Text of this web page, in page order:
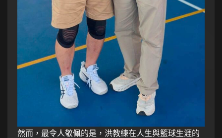
然而，最令人敬佩的是，洪教練在人生與籃球生涯的